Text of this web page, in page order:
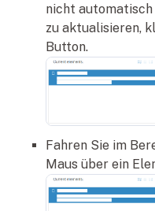
nicht
zu aktualisieren,
Button.
Fahren Sie im
Maus über ein